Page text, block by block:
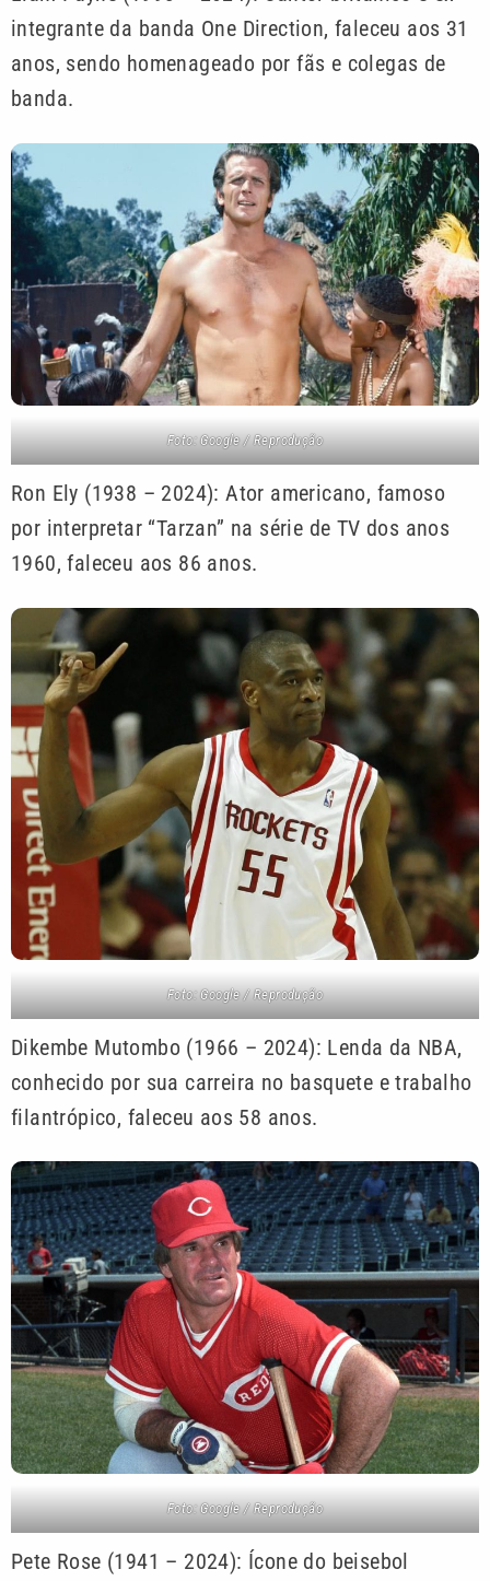
integrante da banda One Direction, faleceu aos 31
anos, sendo homenageado por fãs e colegas de
banda.
Foto: Google / Reprodução
Ron Ely (1938 – 2024): Ator americano, famoso
por interpretar “Tarzan” na série de TV dos anos
1960, faleceu aos 86 anos.
Foto: Google / Reprodução
Dikembe Mutombo (1966 – 2024): Lenda da NBA,
conhecido por sua carreira no basquete e trabalho
filantrópico, faleceu aos 58 anos.
Foto: Google / Reprodução
Pete Rose (1941 – 2024): Ícone do beisebol